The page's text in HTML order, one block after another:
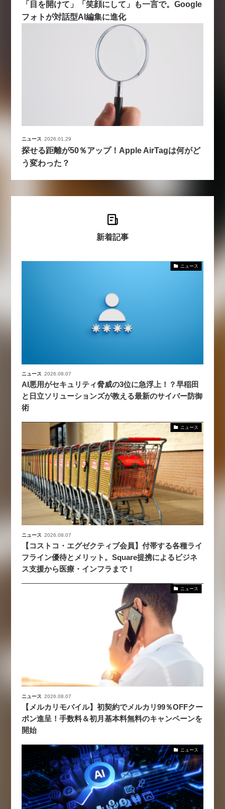
「目を開けて」「笑顔にして」も一言で。Google
フォトが対話型AI編集に進化
ニュース 2026.01.29
探せる距離が50％アップ！Apple AirTagは何がど
う変わった？
新着記事
ニュース
ニュース 2026.08.07
AI悪用がセキュリティ脅威の3位に急浮上！？早稲田
と日立ソリューションズが教える最新のサイバー防御
術
ニュース
ニュース 2026.08.07
【コストコ・エグゼクティブ会員】付帯する各種ライ
フライン優待とメリット。Square提携によるビジネ
ス支援から医療・インフラまで！
ニュース
ニュース 2026.08.07
【メルカリモバイル】初契約でメルカリ99％OFFクー
ポン進呈！手数料＆初月基本料無料のキャンペーンを
開始
ニュース